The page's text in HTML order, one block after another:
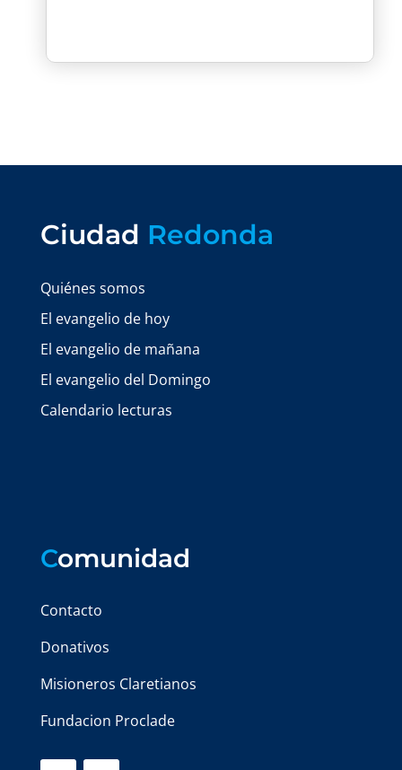
Ciudad Redonda
Quiénes somos
El evangelio de hoy
El evangelio de mañana
El evangelio del Domingo
Calendario lecturas
Comunidad
Contacto
Donativos
Misioneros Claretianos
Fundacion Proclade